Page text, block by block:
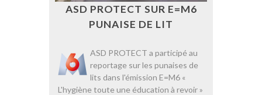
ASD PROTECT SUR E=M6
PUNAISE DE LIT
ASD PROTECT a participé au
reportage sur les punaises de
lits dans l'émission E=M6 «
L'hygiène toute une éducation à revoir »